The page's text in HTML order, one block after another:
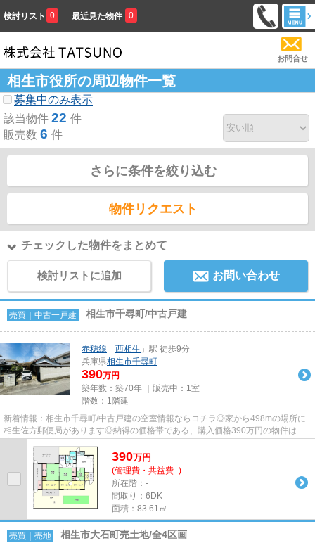
検討リスト 0 最近見た物件 0
お問合せ
相生市役所の周辺物件一覧
募集中のみ表示
該当物件 22 件
販売数 6 件
さらに条件を絞り込む
物件リクエスト
チェックした物件をまとめて
検討リストに追加 お問い合わせ
売買｜中古一戸建 相生市千尋町/中古戸建
赤穂線 「 西相生 」駅 徒歩9分
兵庫県相生市千尋町
390万円
築年数：築70年 ｜販売中： 1室
階数：1階建
新着情報：相生市千尋町/中古戸建の空室情報ならコチラ◎家から498mの場所に
相生佐方郵便局があります◎納得の価格帯である、購入価格390万円の物件は経
390万円
(管理費・共益費 -)
所在階：-
間取り：6DK
面積：83.61㎡
売買｜売地 相生市大石町売土地/全4区画